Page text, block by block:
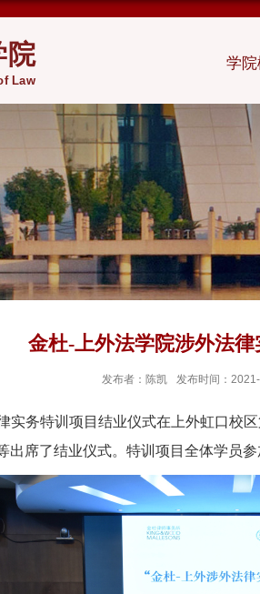
学
金杜-上外法学院涉外法
发布者：陈凯 发布时间：
实务特训项目结业仪式在上外虹口校
席了结业仪式。特训项目全体学员参